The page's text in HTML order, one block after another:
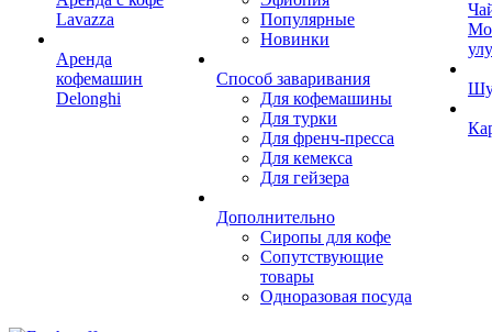
Lavazza
Аренда
кофемашин
Delonghi
Популярные
Новинки
Способ заваривания
Для кофемашины
Для турки
Для френч-пресса
Для кемекса
Для гейзера
Дополнительно
Сиропы для кофе
Сопутствующие
товары
Одноразовая посуда
Шу